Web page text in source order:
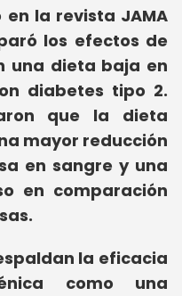
la revista JAMA
los efectos de
una dieta baja en
diabetes tipo 2.
que la dieta
mayor reducción
en sangre y una
en comparación
la eficacia
como una